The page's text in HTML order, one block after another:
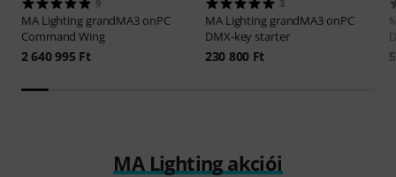
9
MA Lighting grandMA3 onPC
Command Wing
2 640 995 Ft
3
MA Lighting grandMA3 onPC
DMX-key starter
230 800 Ft
MA Lighting akciói